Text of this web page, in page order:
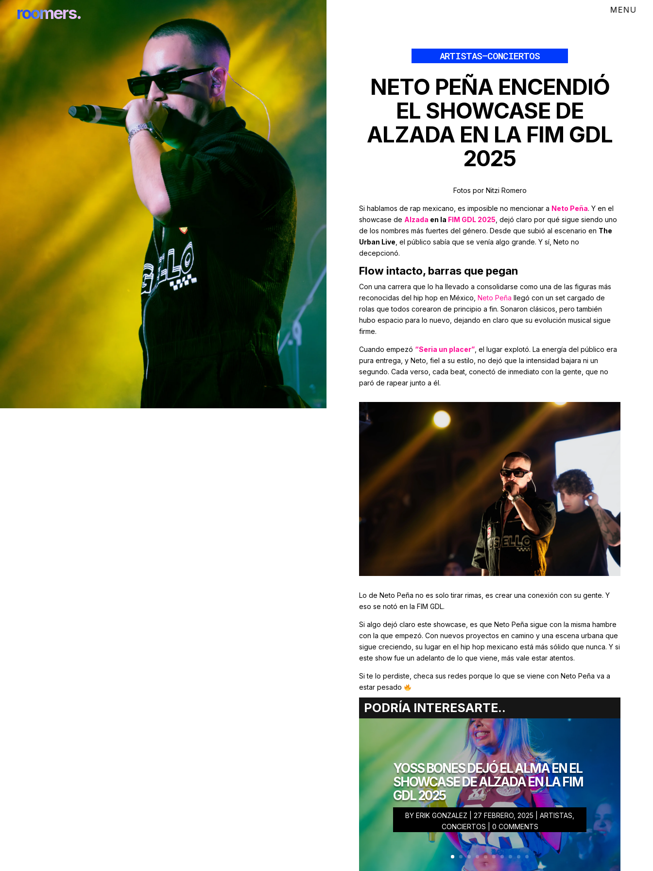
roomers.
ARTISTAS–CONCIERTOS
NETO PEÑA ENCENDIÓ
EL SHOWCASE DE
ALZADA EN LA FIM GDL
2025
Fotos por Nitzi Romero
Si hablamos de rap mexicano, es imposible no mencionar a Neto Peña. Y en el
showcase de Alzada en la FIM GDL 2025 , dejó claro por qué sigue siendo uno
de los nombres más fuertes del género. Desde que subió al escenario en The
Urban Live , el público sabía que se venía algo grande. Y sí, Neto no
decepcionó.
Flow intacto, barras que pegan
Con una carrera que lo ha llevado a consolidarse como una de las figuras más
reconocidas del hip hop en México,Neto Peña llegó con un set cargado de
rolas que todos corearon de principio a fin. Sonaron clásicos, pero también
hubo espacio para lo nuevo, dejando en claro que su evolución musical sigue
firme.
Cuando empezó “Seria un placer” , el lugar explotó. La energía del público era
pura entrega, y Neto, fiel a su estilo, no dejó que la intensidad bajara ni un
segundo. Cada verso, cada beat, conectó de inmediato con la gente, que no
paró de rapear junto a él.
Lo de Neto Peña no es solo tirar rimas, es crear una conexión con su gente. Y
eso se notó en la FIM GDL.
Si algo dejó claro este showcase, es que Neto Peña sigue con la misma hambre
con la que empezó. Con nuevos proyectos en camino y una escena urbana que
sigue creciendo, su lugar en el hip hop mexicano está más sólido que nunca. Y si
este show fue un adelanto de lo que viene, más vale estar atentos.
Si te lo perdiste, checa sus redes porque lo que se viene con Neto Peña va a
estar pesado
ERIK GONZALEZ
FEBRERO 27, 2025
PODRÍA INTERESARTE..
YOSS BONES DEJÓ EL ALMA EN EL
SHOWCASE DE ALZADA EN LA FIM
GDL 2025
BY ERIK GONZALEZ 27 FEBRERO, 2025 ARTISTAS
CONCIERTOS | 0 COMMENTS